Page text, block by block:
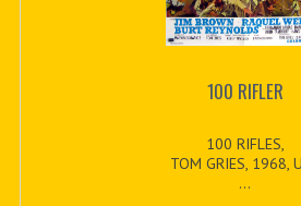
100 RIFLER
100 RIFLES,
TOM GRIES, 1968,
...